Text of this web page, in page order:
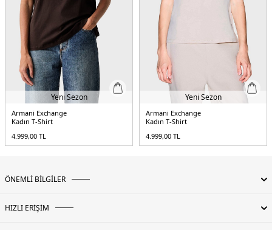
Yeni Sezon
Armani Exchange
Kadın T-Shirt
4.999,00 TL
Yeni Sezon
Armani Exchange
Kadın T-Shirt
4.999,00 TL
ÖNEMLİ BİLGİLER
HIZLI ERİŞİM